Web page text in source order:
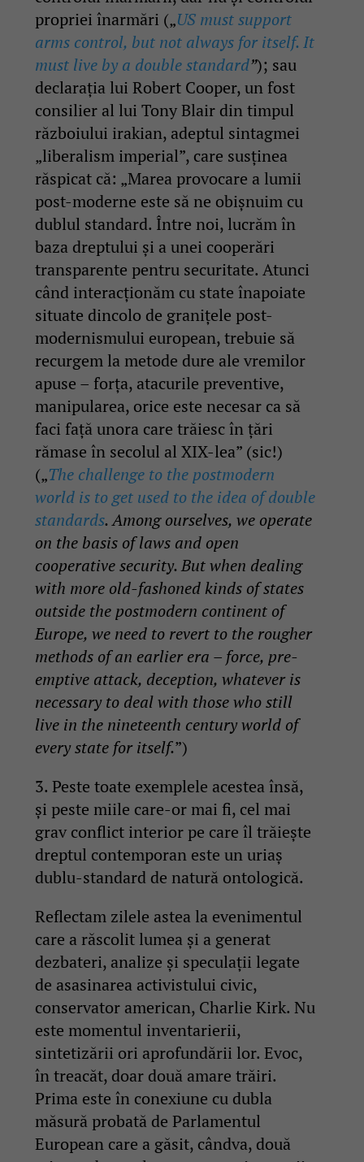
propriei înarmări („US must support
arms control, but not always for itself. It
must live by a double standard”); sau
declarația lui Robert Cooper, un fost
consilier al lui Tony Blair din timpul
războiului irakian, adeptul sintagmei
„liberalism imperial”, care susținea
răspicat că: „Marea provocare a lumii
post-moderne este să ne obişnuim cu
dublul standard. Între noi, lucrăm în
baza dreptului şi a unei cooperări
transparente pentru securitate. Atunci
când interacţionăm cu state înapoiate
situate dincolo de graniţele post-
modernismului european, trebuie să
recurgem la metode dure ale vremilor
apuse – forţa, atacurile preventive,
manipularea, orice este necesar ca să
faci faţă unora care trăiesc în ţări
rămase în secolul al XIX-lea” (sic!)
(„The challenge to the postmodern
world is to get used to the idea of double
standards. Among ourselves, we operate
on the basis of laws and open
cooperative security. But when dealing
with more old-fashoned kinds of states
outside the postmodern continent of
Europe, we need to revert to the rougher
methods of an earlier era – force, pre-
emptive attack, deception, whatever is
necessary to deal with those who still
live in the nineteenth century world of
every state for itself.”)
3. Peste toate exemplele acestea însă,
și peste miile care-or mai fi, cel mai
grav conflict interior pe care îl trăiește
dreptul contemporan este un uriaș
dublu-standard de natură ontologică.
Reflectam zilele astea la evenimentul
care a răscolit lumea și a generat
dezbateri, analize și speculații legate
de asasinarea activistului civic,
conservator american, Charlie Kirk. Nu
este momentul inventarierii,
sintetizării ori aprofundării lor. Evoc,
în treacăt, doar două amare trăiri.
Prima este în conexiune cu dubla
măsură probată de Parlamentul
European care a găsit, cândva, două